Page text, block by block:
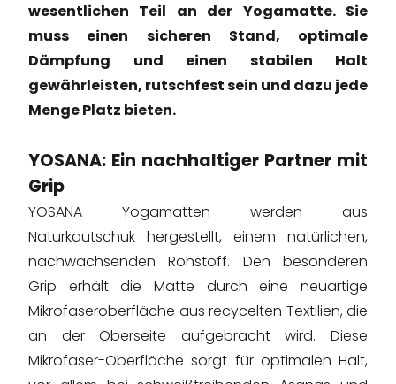
wesentlichen Teil an der Yogamatte. Sie
muss einen sicheren Stand, optimale
Dämpfung und einen stabilen Halt
gewährleisten, rutschfest sein und dazu jede
Menge Platz bieten.
YOSANA: Ein nachhaltiger Partner mit
Grip
YOSANA Yogamatten werden aus
Naturkautschuk hergestellt, einem natürlichen,
nachwachsenden Rohstoff. Den besonderen
Grip erhält die Matte durch eine neuartige
Mikrofaseroberfläche aus recycelten Textilien, die
an der Oberseite aufgebracht wird. Diese
Mikrofaser-Oberfläche sorgt für optimalen Halt,